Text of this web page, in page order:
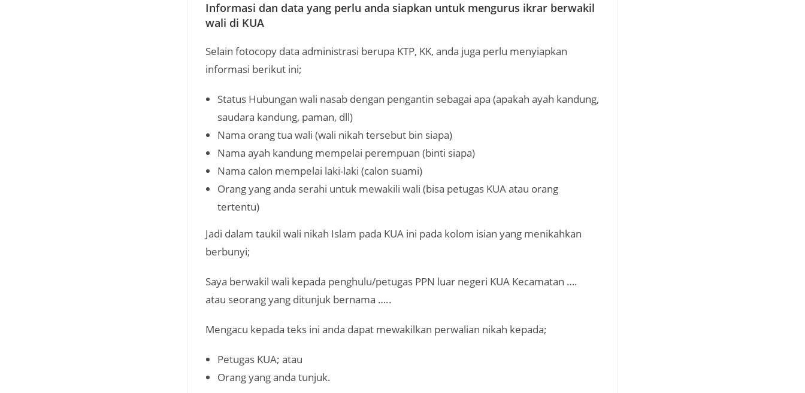
Informasi dan data yang perlu anda siapkan untuk mengurus ikrar berwakil
wali di KUA
Selain fotocopy data administrasi berupa KTP, KK, anda juga perlu menyiapkan
informasi berikut ini;
Status Hubungan wali nasab dengan pengantin sebagai apa (apakah ayah kandung,
saudara kandung, paman, dll)
Nama orang tua wali (wali nikah tersebut bin siapa)
Nama ayah kandung mempelai perempuan (binti siapa)
Nama calon mempelai laki-laki (calon suami)
Orang yang anda serahi untuk mewakili wali (bisa petugas KUA atau orang
tertentu)
Jadi dalam taukil wali nikah Islam pada KUA ini pada kolom isian yang menikahkan
berbunyi;
Saya berwakil wali kepada penghulu/petugas PPN luar negeri KUA Kecamatan ….
atau seorang yang ditunjuk bernama …..
Mengacu kepada teks ini anda dapat mewakilkan perwalian nikah kepada;
Petugas KUA; atau
Orang yang anda tunjuk.